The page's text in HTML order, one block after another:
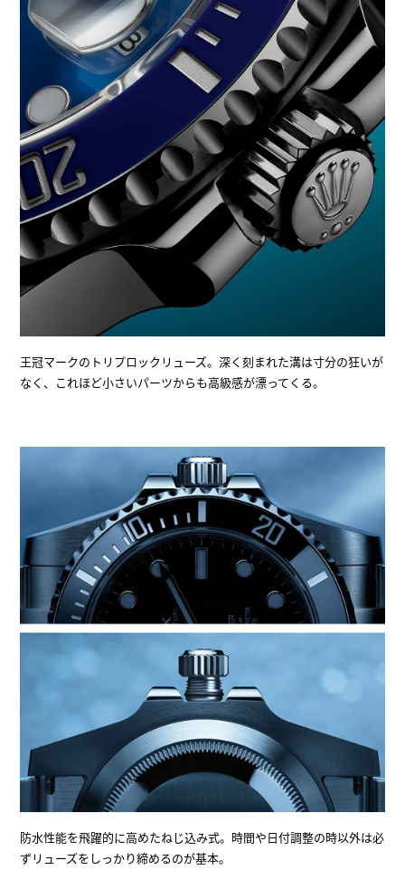
王冠マークのトリプロックリューズ。深く刻まれた溝は寸分の狂いが
なく、これほど小さいパーツからも高級感が漂ってくる。
防水性能を飛躍的に高めたねじ込み式。時間や日付調整の時以外は必
ずリューズをしっかり締めるのが基本。